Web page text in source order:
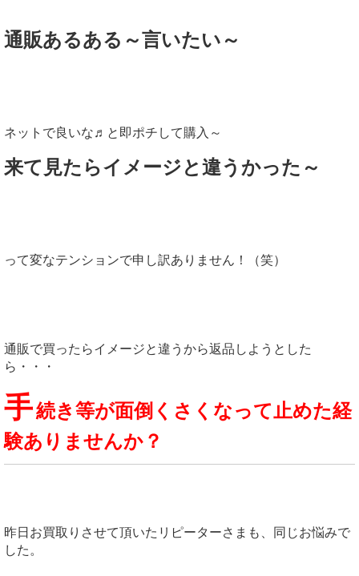
通販あるある～言いたい～
ネットで良いな♬と即ポチして購入～
来て見たらイメージと違うかった～
って変なテンションで申し訳ありません！（笑）
通販で買ったらイメージと違うから返品しようとした
ら・・・
手続き等が面倒くさくなって止めた経
験ありませんか？
昨日お買取りさせて頂いたリピーターさまも、同じお悩みで
した。